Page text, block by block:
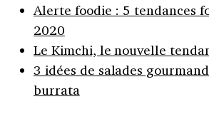
Alerte foodie : 5 tendances
2020
Le Kimchi, le nouvelle
3 idées de salades
burrata